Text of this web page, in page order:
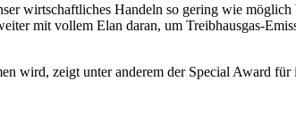
wirtschaftliches Handeln so gering wie möglich
mit vollem Elan daran, um Treibhausgas-
wird, zeigt unter anderem der Special Award